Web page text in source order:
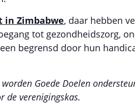
in Zimbabwe, daar hebben
tot gezondheidszorg,
begrensd door hun
Goede Doelen
de verenigingskas.